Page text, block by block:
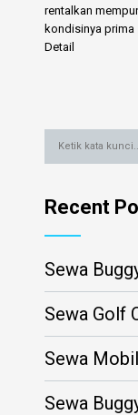
rentalkan
kondisinya
Detail
Recent
Sewa
Sewa Golf
Sewa
Sewa